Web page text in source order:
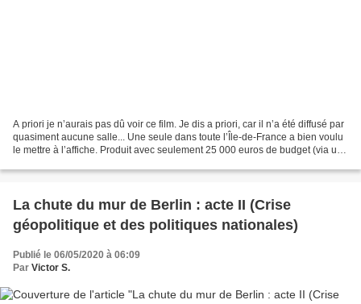
A priori je n’aurais pas dû voir ce film. Je dis a priori, car il n’a été diffusé par
quasiment aucune salle... Une seule dans toute l’Île-de-France a bien voulu
le mettre à l’affiche. Produit avec seulement 25 000 euros de budget (via un
La chute du mur de Berlin : acte II (Crise
géopolitique et des politiques nationales)
Publié le 06/05/2020 à 06:09
Par Victor S.